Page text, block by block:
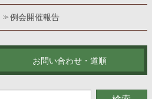
例会開催報告
お問い合わせ・道順